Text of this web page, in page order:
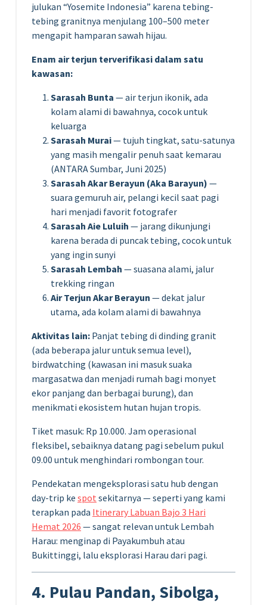
julukan “Yosemite Indonesia” karena tebing-
tebing granitnya menjulang 100–500 meter
mengapit hamparan sawah hijau.
Enam air terjun terverifikasi dalam satu
kawasan:
Sarasah Bunta — air terjun ikonik, ada
kolam alami di bawahnya, cocok untuk
keluarga
Sarasah Murai— tujuh tingkat, satu-satunya
yang masih mengalir penuh saat kemarau
(ANTARA Sumbar, Juni 2025)
Sarasah Akar Berayun (Aka Barayun) —
suara gemuruh air, pelangi kecil saat pagi
hari menjadi favorit fotografer
Sarasah Aie Luluih — jarang dikunjungi
karena berada di puncak tebing, cocok untuk
yang ingin sunyi
Sarasah Lembah — suasana alami, jalur
trekking ringan
Air Terjun Akar Berayun — dekat jalur
utama, ada kolam alami di bawahnya
Aktivitas lain: Panjat tebing di dinding granit
(ada beberapa jalur untuk semua level),
birdwatching (kawasan ini masuk suaka
margasatwa dan menjadi rumah bagi monyet
ekor panjang dan berbagai burung), dan
menikmati ekosistem hutan hujan tropis.
Tiket masuk: Rp 10.000. Jam operasional
fleksibel, sebaiknya datang pagi sebelum pukul
09.00 untuk menghindari rombongan tour.
Pendekatan mengeksplorasi satu hub dengan
day-trip ke spot sekitarnya — seperti yang kami
terapkan pada Itinerary Labuan Bajo 3 Hari
Hemat 2026 — sangat relevan untuk Lembah
Harau: menginap di Payakumbuh atau
Bukittinggi, lalu eksplorasi Harau dari pagi.
4. Pulau Pandan, Sibolga,